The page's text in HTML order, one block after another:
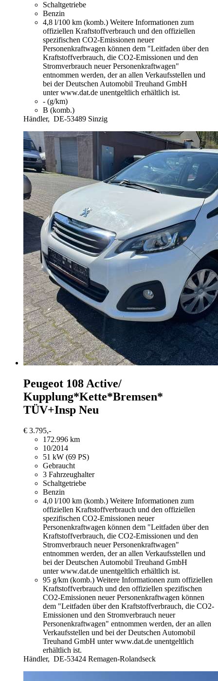
Schaltgetriebe
Benzin
4,8 l/100 km (komb.) Weitere Informationen zum
offiziellen Kraftstoffverbrauch und den offiziellen
spezifischen CO2-Emissionen neuer
Personenkraftwagen können dem "Leitfaden über den
Kraftstoffverbrauch, die CO2-Emissionen und den
Stromverbrauch neuer Personenkraftwagen"
entnommen werden, der an allen Verkaufsstellen und
bei der Deutschen Automobil Treuhand GmbH
unter www.dat.de unentgeltlich erhältlich ist.
- (g/km)
B (komb.)
Händler, DE-53489 Sinzig
Peugeot 108Active/
Kupplung*Kette*Bremsen*
TÜV+Insp Neu
€ 3.795,-
172.996 km
10/2014
51 kW (69 PS)
Gebraucht
3 Fahrzeughalter
Schaltgetriebe
Benzin
4,0 l/100 km (komb.) Weitere Informationen zum
offiziellen Kraftstoffverbrauch und den offiziellen
spezifischen CO2-Emissionen neuer
Personenkraftwagen können dem "Leitfaden über den
Kraftstoffverbrauch, die CO2-Emissionen und den
Stromverbrauch neuer Personenkraftwagen"
entnommen werden, der an allen Verkaufsstellen und
bei der Deutschen Automobil Treuhand GmbH
unter www.dat.de unentgeltlich erhältlich ist.
95 g/km (komb.) Weitere Informationen zum offiziellen
Kraftstoffverbrauch und den offiziellen spezifischen
CO2-Emissionen neuer Personenkraftwagen können
dem "Leitfaden über den Kraftstoffverbrauch, die CO2-
Emissionen und den Stromverbrauch neuer
Personenkraftwagen" entnommen werden, der an allen
Verkaufsstellen und bei der Deutschen Automobil
Treuhand GmbH unter www.dat.de unentgeltlich
erhältlich ist.
Händler, DE-53424 Remagen-Rolandseck